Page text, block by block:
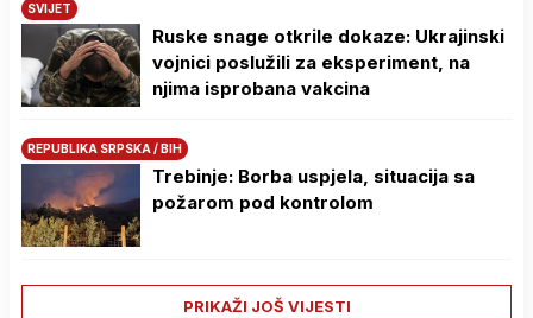
SVIJET
Ruske snage otkrile dokaze: Ukrajinski
vojnici poslužili za eksperiment, na
njima isprobana vakcina
REPUBLIKA SRPSKA / BIH
Trebinje: Borba uspjela, situacija sa
požarom pod kontrolom
PRIKAŽI JOŠ VIJESTI